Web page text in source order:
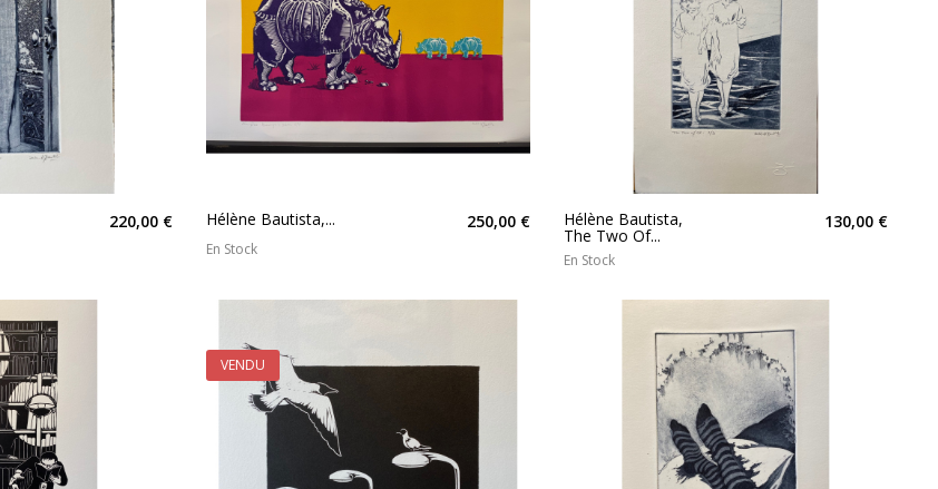
220,00 € Hélène Bautista,... 250,00 €
En Stock
Hélène Bautista,
The Two Of...
130,00 €
En Stock
VENDU